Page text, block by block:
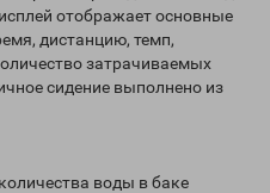
отображает основные
дистанцию, темп,
затрачиваемых
сидение выполнено из
воды в баке